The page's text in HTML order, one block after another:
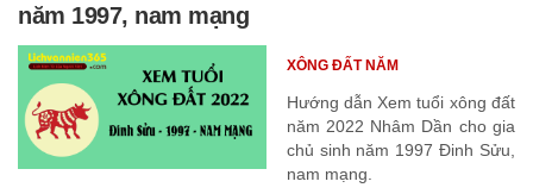
năm 1997, nam mạng
Hướng dẫn Xem tuổi xông đất
năm 2022 Nhâm Dần cho gia
chủ sinh năm 1997 Đinh Sửu,
nam mạng.
XÔNG ĐẤT NĂM